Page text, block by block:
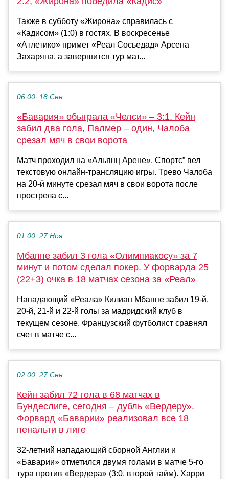
Также в субботу «Жирона» справилась с
«Кадисом» (1:0) в гостях. В воскресенье
«Атлетико» примет «Реал Сосьедад» Арсена
Захаряна, а завершится тур мат...
06:00, 18 Сен
«Бавария» обыграла «Челси» – 3:1. Кейн
забил два гола, Палмер – один, Чалоба
срезал мяч в свои ворота
Матч проходил на «Альянц Арене». Спортс” вел
текстовую онлайн-трансляцию игры. Трево Чалоба
на 20-й минуте срезал мяч в свои ворота после
прострела с...
01:00, 27 Ноя
Мбаппе забил 3 гола «Олимпиакосу» за 7
минут и потом сделал покер. У форварда 25
(22+3) очка в 18 матчах сезона за «Реал»
Нападающий «Реала» Килиан Мбаппе забил 19-й,
20-й, 21-й и 22-й голы за мадридский клуб в
текущем сезоне. Французский футболист сравнял
счет в матче с...
02:00, 27 Сен
Кейн забил 72 гола в 68 матчах в
Бундеслиге, сегодня – дубль «Вердеру».
Форвард «Баварии» реализовал все 18
пенальти в лиге
32-летний нападающий сборной Англии и
«Баварии» отметился двумя голами в матче 5-го
тура против «Вердера» (3:0, второй тайм). Харри